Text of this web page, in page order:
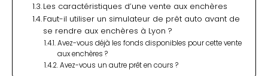
Les caractéristiques d’une vente aux enchères
Faut-il utiliser un simulateur de prêt auto avant de
se rendre aux enchères à Lyon ?
Avez-vous déjà les fonds disponibles pour cette vente
aux enchères ?
Avez-vous un autre prêt en cours ?